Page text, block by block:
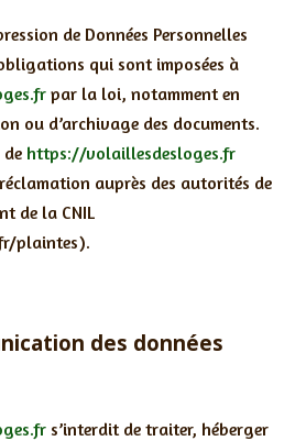
de Données Personnelles
qui sont imposées à
par la loi, notamment en
ou d’archivage des documents.
https://volaillesdesloges.fr
auprès des autorités de
de la CNIL
plaintes).
des données
s’interdit de traiter, héberger